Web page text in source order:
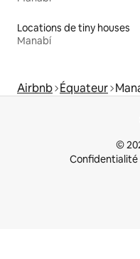
Locations de tiny houses
Manabí
Airbnb Équateur
©
Confidentialité